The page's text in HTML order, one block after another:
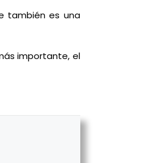
también es una
importante, el